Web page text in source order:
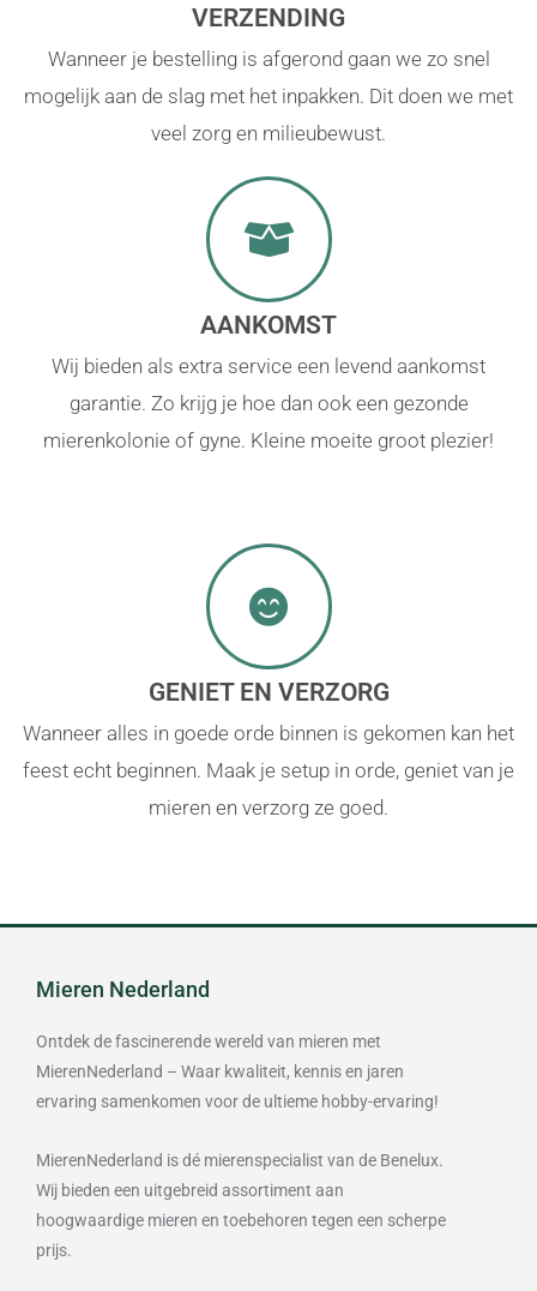
VERZENDING
Wanneer je bestelling is afgerond gaan we zo snel
mogelijk aan de slag met het inpakken. Dit doen we met
veel zorg en milieubewust.
AANKOMST
Wij bieden als extra service een levend aankomst
garantie. Zo krijg je hoe dan ook een gezonde
mierenkolonie of gyne. Kleine moeite groot plezier!
GENIET EN VERZORG
Wanneer alles in goede orde binnen is gekomen kan het
feest echt beginnen. Maak je setup in orde, geniet van je
mieren en verzorg ze goed.
Mieren Nederland
Ontdek de fascinerende wereld van mieren met
MierenNederland – Waar kwaliteit, kennis en jaren
ervaring samenkomen voor de ultieme hobby-ervaring!
MierenNederland is dé mierenspecialist van de Benelux.
Wij bieden een uitgebreid assortiment aan
hoogwaardige mieren en toebehoren tegen een scherpe
prijs.